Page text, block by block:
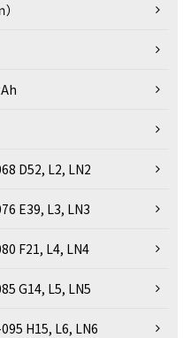
D52, L2, LN2
E39, L3, LN3
F21, L4, LN4
G14, L5, LN5
H15, L6, LN6